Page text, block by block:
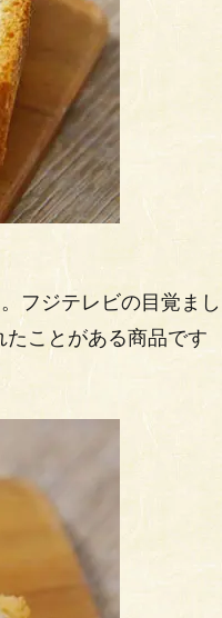
フジテレビの目覚まし
ことがある商品です